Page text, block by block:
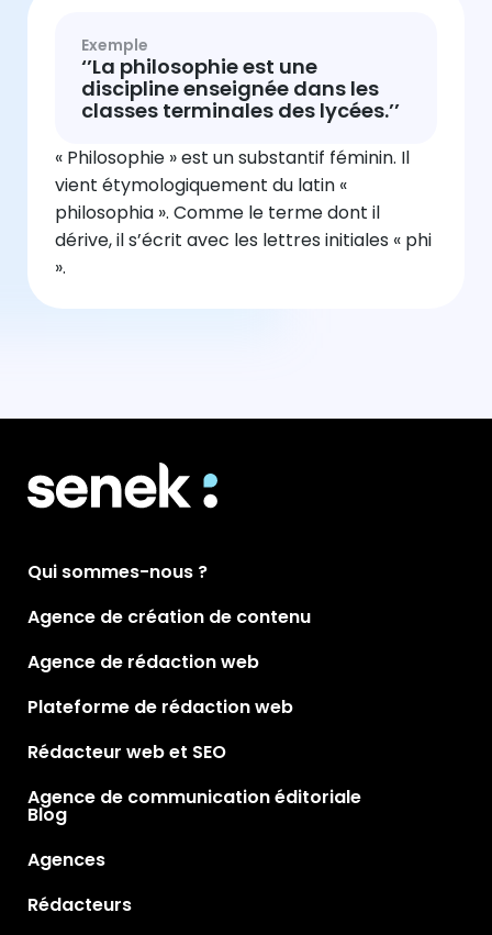
Exemple
‘’La philosophie est une
discipline enseignée dans les
classes terminales des lycées.’’
« Philosophie » est un substantif féminin. Il
vient étymologiquement du latin «
philosophia ». Comme le terme dont il
dérive, il s’écrit avec les lettres initiales « phi
».
Qui sommes-nous ?
Agence de création de contenu
Agence de rédaction web
Plateforme de rédaction web
Rédacteur web et SEO
Agence de communication éditoriale
Blog
Agences
Rédacteurs